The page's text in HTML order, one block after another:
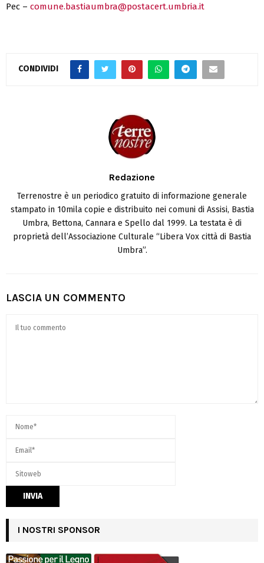
Pec – comune.bastiaumbra@postacert.umbria.it
CONDIVIDI
Redazione
Terrenostre è un periodico gratuito di informazione generale
stampato in 10mila copie e distribuito nei comuni di Assisi, Bastia
Umbra, Bettona, Cannara e Spello dal 1999. La testata è di
proprietà dell’Associazione Culturale “Libera Vox città di Bastia
Umbra”.
LASCIA UN COMMENTO
I NOSTRI SPONSOR